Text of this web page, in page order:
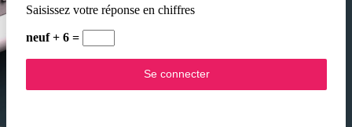
Saisissez votre réponse en chiffres
neuf + 6 =